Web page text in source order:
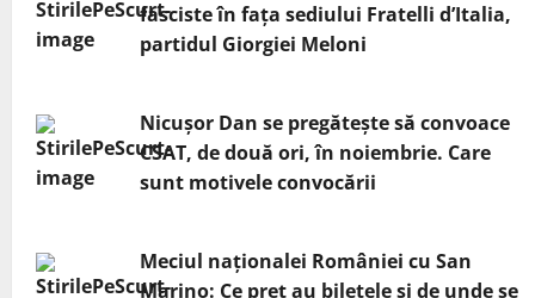
fasciste în fața sediului Fratelli d’Italia,
partidul Giorgiei Meloni
Nicuşor Dan se pregăteşte să convoace
CSAT, de două ori, în noiembrie. Care
sunt motivele convocării
Meciul naționalei României cu San
Marino: Ce preț au biletele și de unde se